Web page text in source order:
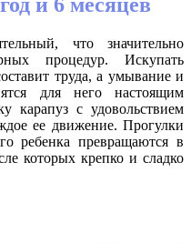
и 6 месяцев
что значительно
процедур. Искупать
труда, а умывание и
для него настоящим
карапуз с удовольствием
ее движение. Прогулки
ребенка превращаются в
которых крепко и сладко